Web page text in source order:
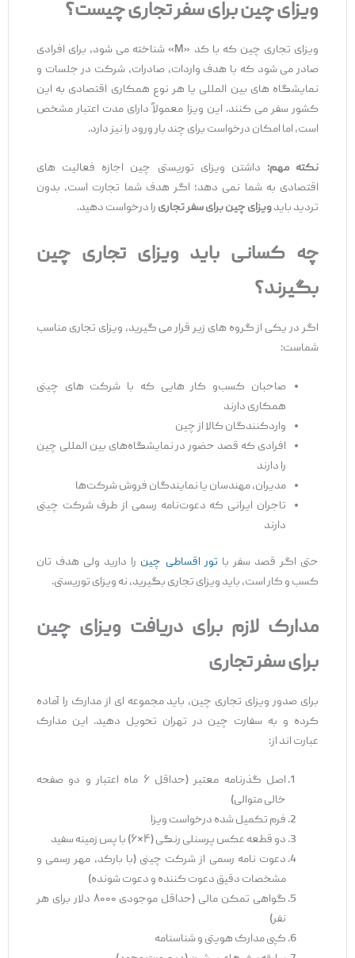
ویزای چین برای سفر تجاری چیست؟
ویزای تجاری چین که با کد «M» شناخته می ‌شود، برای افرادی
صادر می ‌شود که با هدف واردات، صادرات، شرکت در جلسات و
نمایشگاه ‌های بین ‌المللی یا هر نوع همکاری اقتصادی به این
کشور سفر می ‌کنند. این ویزا معمولاً دارای مدت اعتبار مشخص
است، اما امکان درخواست برای چند بار ورود را نیز دارد.
نکته مهم:داشتن ویزای توریستی چین اجازه فعالیت ‌های
اقتصادی به شما نمی ‌دهد؛ اگر هدف شما تجارت است، بدون
تردید بایدویزای چین برای سفر تجاریرا درخواست دهید.
چه کسانی باید ویزای تجاری چین
بگیرند؟
اگر در یکی از گروه‌ های زیر قرار می‌ گیرید، ویزای تجاری مناسب
شماست:
صاحبان کسب‌و‌ کار هایی که با شرکت ‌های چینی
همکاری دارند
واردکنندگان کالا از چین
افرادی که قصد حضور در نمایشگاه‌های بین ‌المللی چین
را دارند
مدیران، مهندسان یا نمایندگان فروش شرکت‌ها
تاجران ایرانی که دعوت‌نامه رسمی از طرف شرکت چینی
دارند
حتی اگر قصد سفر باتور اقساطی چینرا دارید ولی هدف تان
کسب ‌و کار است، باید ویزای تجاری بگیرید، نه ویزای توریستی.
مدارک لازم برای دریافت ویزای چین
برای سفر تجاری
برای صدور ویزای تجاری چین، باید مجموعه ‌ای از مدارک را آماده
کرده و به سفارت چین در تهران تحویل دهید. این مدارک
عبارت ‌اند از:
اصل گذرنامه معتبر (حداقل ۶ ماه اعتبار و دو صفحه
خالی متوالی)
فرم تکمیل ‌شده درخواست ویزا
دو قطعه عکس پرسنلی رنگی (۴×۶) با پس ‌زمینه سفید
دعوت ‌نامه رسمی از شرکت چینی (با بارکد، مهر رسمی و
مشخصات دقیق دعوت ‌کننده و دعوت ‌شونده)
گواهی تمکن مالی (حداقل موجودی ۸۰۰۰ دلار برای هر
نفر)
کپی مدارک هویتی و شناسنامه